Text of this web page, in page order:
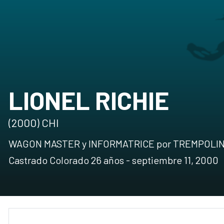
LIONEL RICHIE
(2000) CHI
WAGON MASTER y INFORMATRICE por
Castrado Colorado 26 años - septiembre 11, 2000